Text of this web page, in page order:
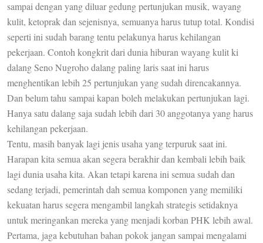
sampai dengan yang diluar gedung pertunjukan musik, wayang
kulit, ketoprak dan sejenisnya, semuanya harus tutup total. Kondisi
seperti ini sudah barang tentu pelakunya harus kehilangan
pekerjaan. Contoh kongkrit dari dunia hiburan wayang kulit ki
dalang Seno Nugroho dalang paling laris saat ini harus
menghentikan lebih 25 pertunjukan yang sudah direncakannya.
Dan belum tahu sampai kapan boleh melakukan pertunjukan lagi.
Hanya satu dalang saja sudah lebih dari 30 anggotanya yang harus
kehilangan pekerjaan.
Tentu, masih banyak lagi jenis usaha yang terpuruk saat ini.
Harapan kita semua akan segera berakhir dan kembali lebih baik
lagi dunia usaha kita. Akan tetapi karena ini semua sudah dan
sedang terjadi, pemerintah dah semua komponen yang memiliki
kekuatan harus segera mengambil langkah strategis setidaknya
untuk meringankan mereka yang menjadi korban PHK lebih awal.
Pertama, jaga kebutuhan bahan pokok jangan sampai mengalami